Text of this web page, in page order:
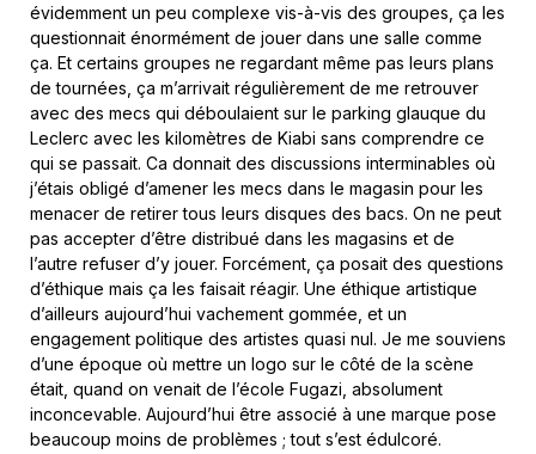
évidemment un peu complexe vis-à-vis des groupes, ça les
questionnait énormément de jouer dans une salle comme
ça. Et certains groupes ne regardant même pas leurs plans
de tournées, ça m’arrivait régulièrement de me retrouver
avec des mecs qui déboulaient sur le parking glauque du
Leclerc avec les kilomètres de Kiabi sans comprendre ce
qui se passait. Ca donnait des discussions interminables où
j’étais obligé d’amener les mecs dans le magasin pour les
menacer de retirer tous leurs disques des bacs. On ne peut
pas accepter d’être distribué dans les magasins et de
l’autre refuser d’y jouer. Forcément, ça posait des questions
d’éthique mais ça les faisait réagir. Une éthique artistique
d’ailleurs aujourd’hui vachement gommée, et un
engagement politique des artistes quasi nul. Je me souviens
d’une époque où mettre un logo sur le côté de la scène
était, quand on venait de l’école Fugazi, absolument
inconcevable. Aujourd’hui être associé à une marque pose
beaucoup moins de problèmes ; tout s’est édulcoré.